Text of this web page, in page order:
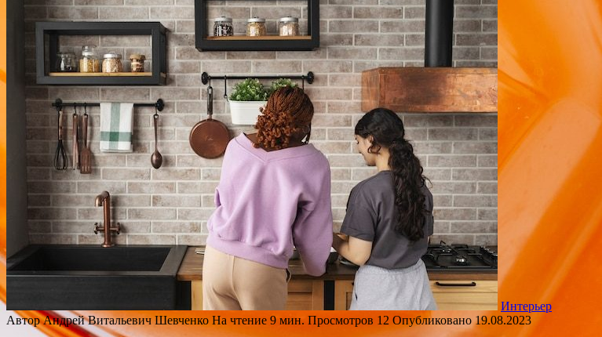
Интерьер
АвторАндрей Витальевич Шевченко На чтение 9 мин. Просмотров 12 Опубликовано 19.08.2023